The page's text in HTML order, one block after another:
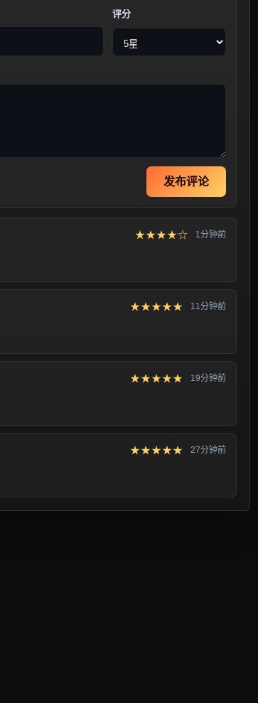
评分
发布评论
★★★★☆ 1分钟前
★★★★★ 11分钟前
★★★★★ 19分钟前
★★★★★ 27分钟前